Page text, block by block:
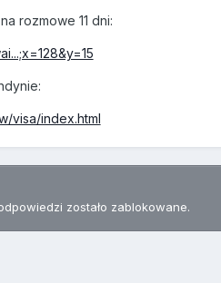
rozmowe 11 dni:
visa/index.html
zostało zablokowane.